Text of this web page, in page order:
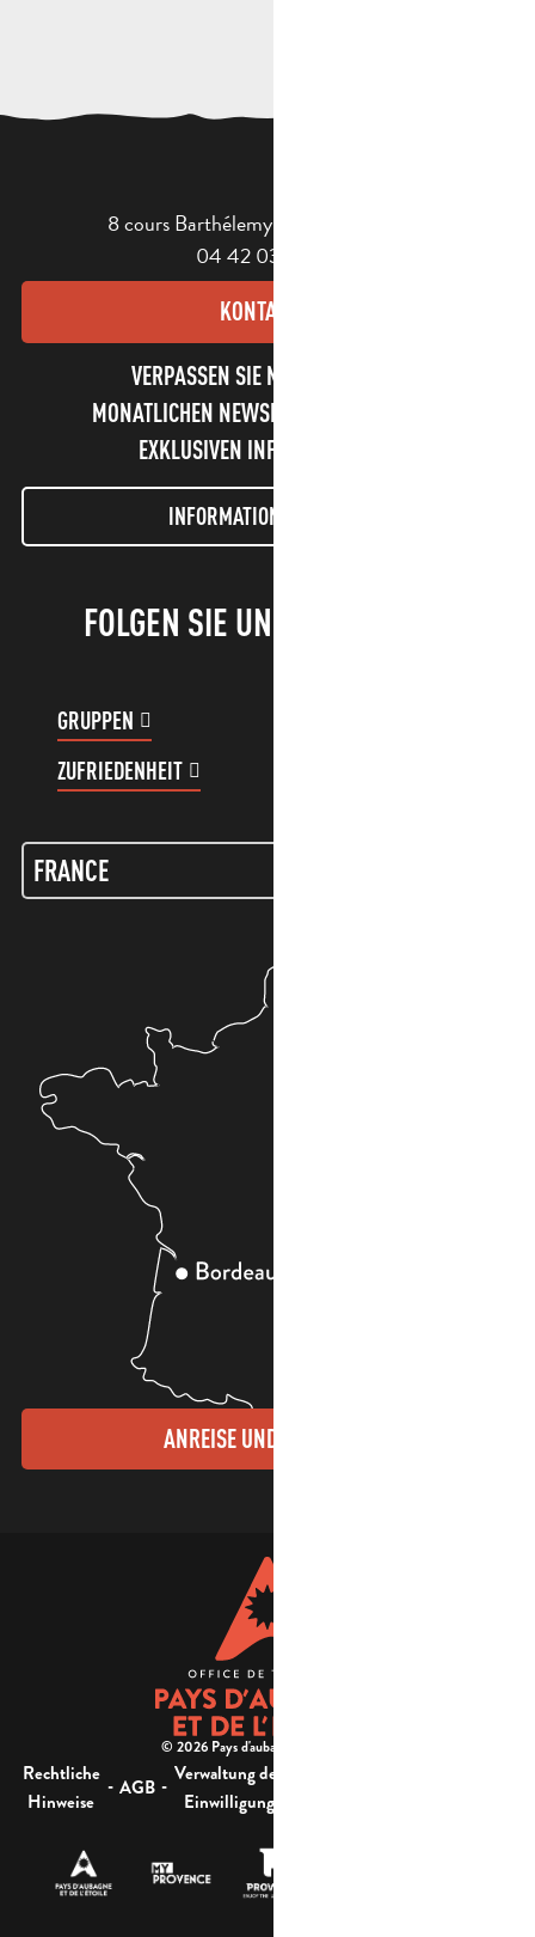
8 cours Barthélemy - 13400 Aubagne
04 42 03 49 98
KONTAKT
VERPASSEN SIE NICHT UNSEREN
MONATLICHEN NEWSLETTER UND UNSERE
EXKLUSIVEN INFORMATIONEN!
INFORMATIONEN LETTER
FOLGEN SIE UNS!
GRUPPEN
ZUFRIEDENHEIT
ANREISE UND KONTAKTE
© 2026 Pays d'aubagne et de l'étoile -
Rechtliche
Hinweise
- AGB - Verwaltung der
Einwilligung